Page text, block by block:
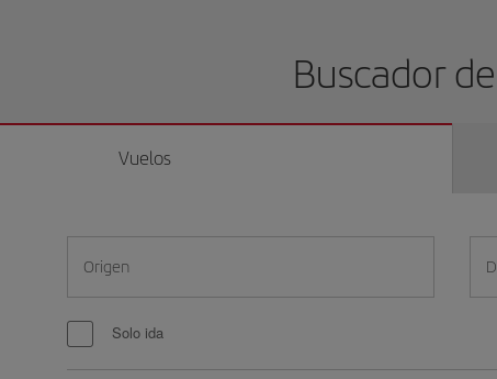
Buscador
Vuelos
Origen
Solo ida